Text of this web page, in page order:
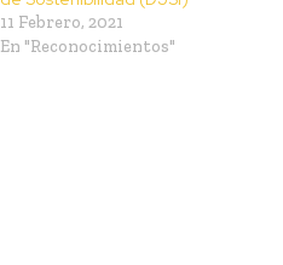
11 Febrero, 2021
En "Reconocimientos"